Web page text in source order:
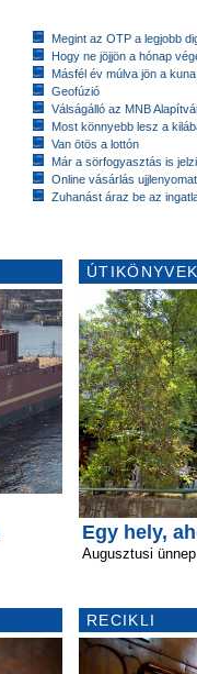
Megint az OTP a legjobb
Hogy ne jöjjön a hónap
Másfél év múlva jön a
Geofúzió
Válságálló az MNB
Most könnyebb lesz a
Van ötös a lottón
Már a sörfogyasztás is
Online vásárlás
Zuhanást áraz be az
Egy hely,
Augusztusi
RECIKLI